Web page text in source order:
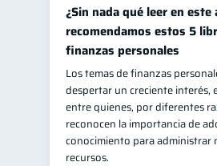
Organización Financiera 10
Deudas 10
Entidad financiera
Préstamos 8 Ahorro
Consejos 6
Tarjeta de crédito 6
¿Sin nada qué leer en este
recomendamos estos 5
finanzas personales
Los temas de finanzas
despertar un creciente interés,
entre quienes, por diferentes
reconocen la importancia de
conocimiento para administrar
recursos.